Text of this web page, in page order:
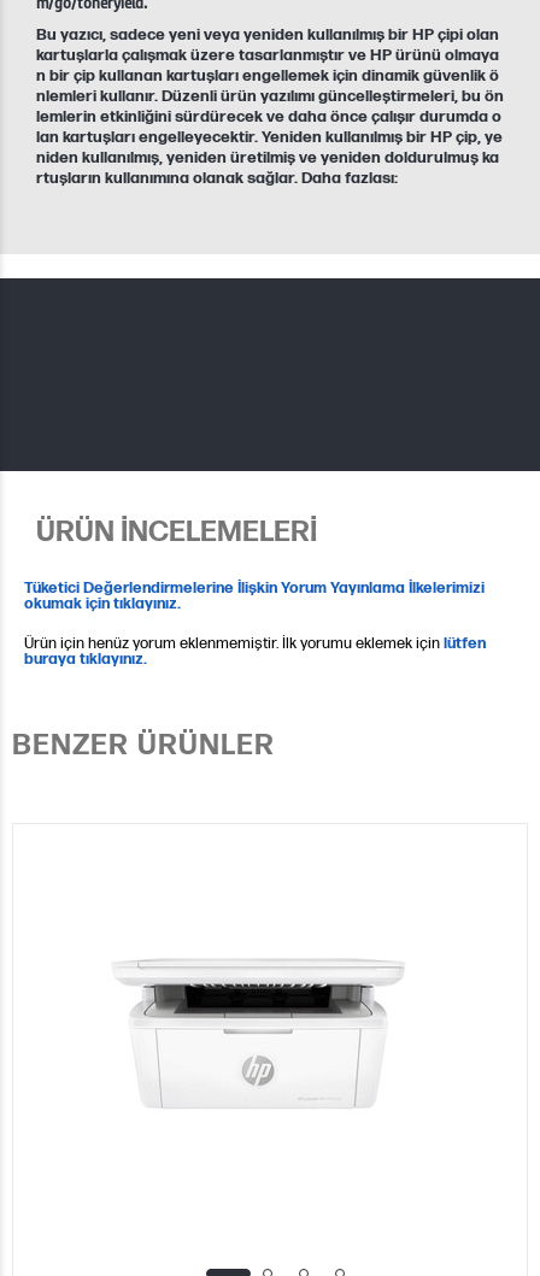
Bu yazıcı, sadece yeni veya yeniden kullanılmış bir HP çipi olan
kartuşlarla çalışmak üzere tasarlanmıştır ve HP ürünü olmaya
n bir çip kullanan kartuşları engellemek için dinamik güvenlik ö
nlemleri kullanır. Düzenli ürün yazılımı güncelleştirmeleri, bu ön
lemlerin etkinliğini sürdürecek ve daha önce çalışır durumda o
lan kartuşları engelleyecektir. Yeniden kullanılmış bir HP çip, ye
niden kullanılmış, yeniden üretilmiş ve yeniden doldurulmuş ka
rtuşların kullanımına olanak sağlar. Daha fazlası:
ÜRÜN İNCELEMELERİ
Tüketici Değerlendirmelerine İlişkin Yorum Yayınlama İlkelerimizi
okumak için tıklayınız.
Ürün için henüz yorum eklenmemiştir. İlk yorumu eklemek içinlütfen
buraya tıklayınız.
BENZER ÜRÜNLER